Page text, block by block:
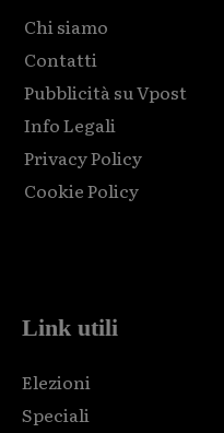
Chi siamo
Contatti
Pubblicità su Vpost
Info Legali
Privacy Policy
Cookie Policy
Link utili
Elezioni
Speciali